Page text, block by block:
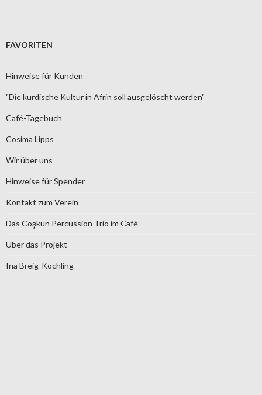
FAVORITEN
Hinweise für Kunden
"Die kurdische Kultur in Afrin soll ausgelöscht werden"
Café-Tagebuch
Cosima Lipps
Wir über uns
Hinweise für Spender
Kontakt zum Verein
Das Coşkun Percussion Trio im Café
Über das Projekt
Ina Breig-Köchling